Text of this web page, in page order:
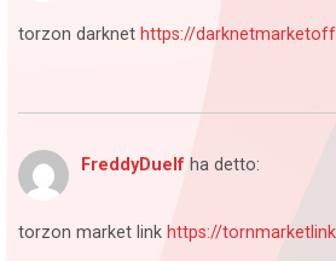
torzon darknet https://
FreddyDuelf ha detto:
torzon market link https://